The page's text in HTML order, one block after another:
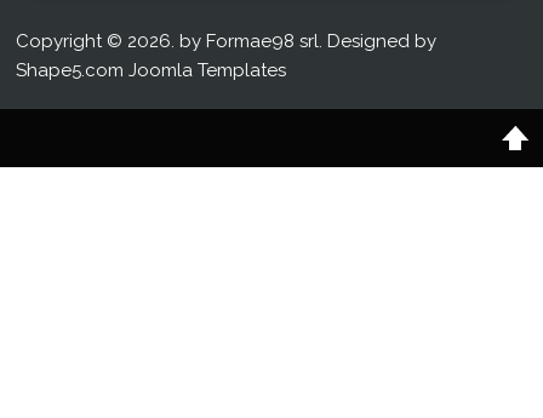
Copyright © 2026. by Formae98 srl. Designed by
Shape5.comJoomla Templates